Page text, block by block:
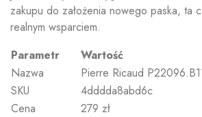
zakupu do założenia nowego paska, ta
realnym wsparciem.
Parametr
Wartość
Nazwa
Pierre Ricaud
SKU
4dddda8abd6c
Cena
279 zł